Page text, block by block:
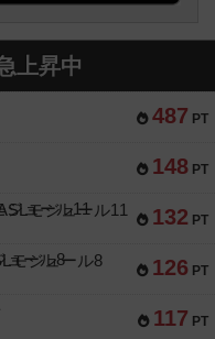
上昇中
487 PT
148 PT
132 PT
モジュール11
126 PT
モジュール8
117 PT